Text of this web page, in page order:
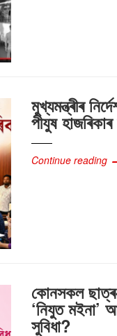
মুখ্যমন্ত্ৰীৰ
পীযুষ
Continue reading
কোনসকল ছাত্ৰ-
‘নিযুত মইনা’
সুবিধা?